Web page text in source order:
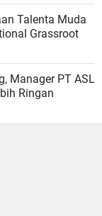
Talenta Muda
Grassroot
Manager PT ASL
Ringan